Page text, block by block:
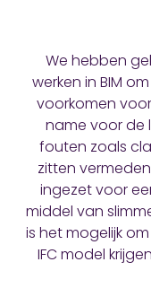
We hebben
werken in BIM
voorkomen voor
name voor de
fouten zoals
zitten
ingezet voor
middel van
is het mogelijk
IFC model